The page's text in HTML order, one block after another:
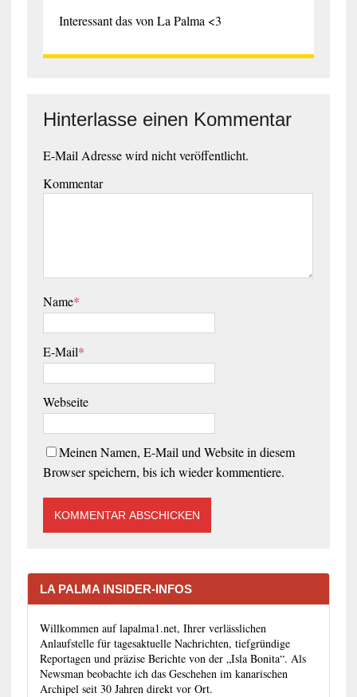
Interessant das von La Palma <3
Hinterlasse einen Kommentar
E-Mail Adresse wird nicht veröffentlicht.
Kommentar
Name*
E-Mail*
Webseite
Meinen Namen, E-Mail und Website in diesem
Browser speichern, bis ich wieder kommentiere.
LA PALMA INSIDER-INFOS
Willkommen auf lapalma1.net, Ihrer verlässlichen
Anlaufstelle für tagesaktuelle Nachrichten, tiefgründige
Reportagen und präzise Berichte von der „Isla Bonita“. Als
Newsman beobachte ich das Geschehen im kanarischen
Archipel seit 30 Jahren direkt vor Ort.